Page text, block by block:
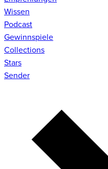
Wissen
Podcast
Gewinnspiele
Collections
Stars
Sender